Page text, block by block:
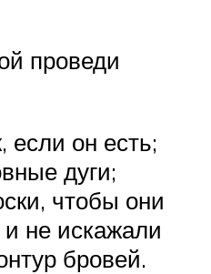
проведи
если он есть;
дуги;
чтобы они
не искажали
бровей.